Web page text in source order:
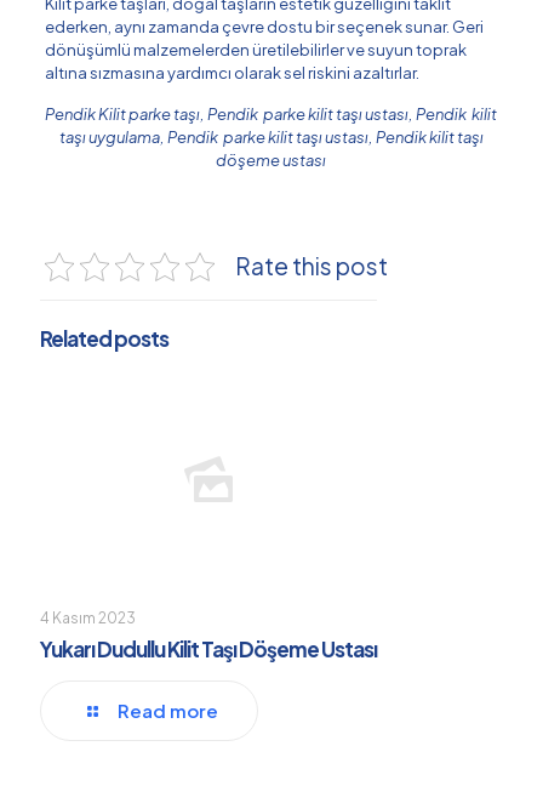
ederken, aynı zamanda çevre dostu bir seçenek sunar. Geri
dönüşümlü malzemelerden üretilebilirler ve suyun toprak
altına sızmasına yardımcı olarak sel riskini azaltırlar.
Pendik Kilit parke taşı, Pendik parke kilit taşı ustası, Pendik kilit
taşı uygulama, Pendik parke kilit taşı ustası, Pendik kilit taşı
döşeme ustası
Rate this post
Related posts
4 Kasım 2023
Yukarı Dudullu Kilit Taşı Döşeme Ustası
Read more